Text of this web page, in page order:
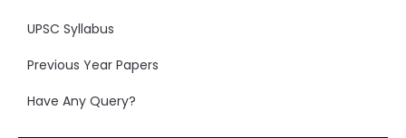
UPSC Syllabus
Previous Year Papers
Have Any Query?